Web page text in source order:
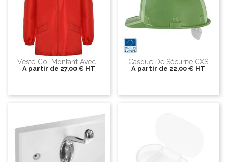
Veste Col Montant Avec...
A partir de 27,00 € HT
Casque De Sécurité CXS
A partir de 22,00 € HT